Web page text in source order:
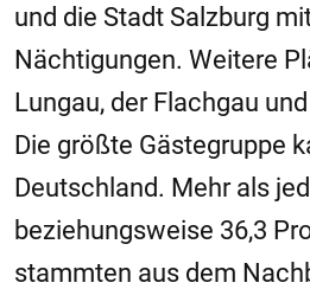
und die Stadt Salzburg
Nächtigungen. Weitere
Lungau, der Flachgau
Die größte Gästegruppe
Deutschland. Mehr als
beziehungsweise 36,3
stammten aus dem